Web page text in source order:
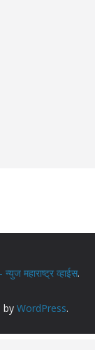
महाराष्ट्र व्हाईस.
by WordPress.